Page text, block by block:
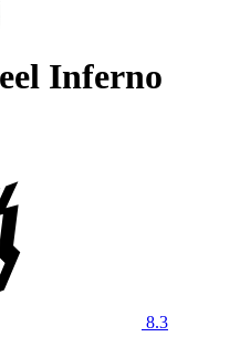
Inferno
8.3